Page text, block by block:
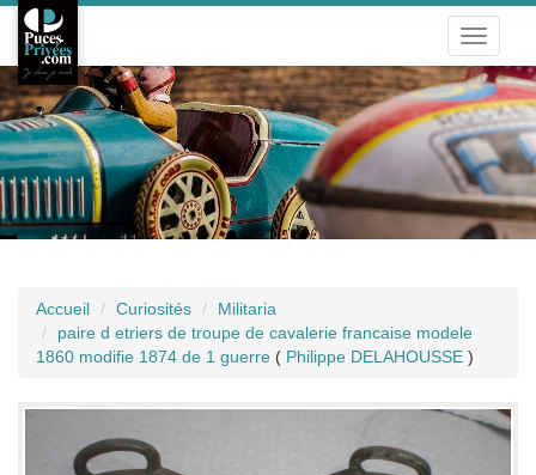
Toggle
Accueil Curiosités
Militaria
paire d etriers de troupe de cavalerie francaise modele
1860 modifie 1874 de 1 guerre ( Philippe DELAHOUSSE )